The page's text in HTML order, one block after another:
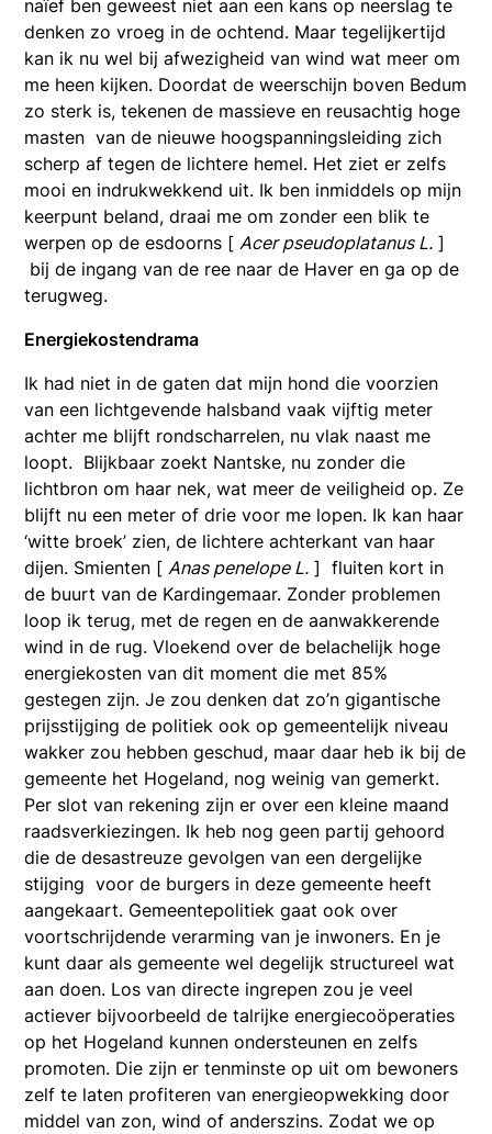
naïef ben geweest niet aan een kans op neerslag te
denken zo vroeg in de ochtend. Maar tegelijkertijd
kan ik nu wel bij afwezigheid van wind wat meer om
me heen kijken. Doordat de weerschijn boven Bedum
zo sterk is, tekenen de massieve en reusachtig hoge
masten van de nieuwe hoogspanningsleiding zich
scherp af tegen de lichtere hemel. Het ziet er zelfs
mooi en indrukwekkend uit. Ik ben inmiddels op mijn
keerpunt beland, draai me om zonder een blik te
werpen op de esdoorns [Acer pseudoplatanus L. ]
bij de ingang van de ree naar de Haver en ga op de
terugweg.
Energiekostendrama
Ik had niet in de gaten dat mijn hond die voorzien
van een lichtgevende halsband vaak vijftig meter
achter me blijft rondscharrelen, nu vlak naast me
loopt. Blijkbaar zoekt Nantske, nu zonder die
lichtbron om haar nek, wat meer de veiligheid op. Ze
blijft nu een meter of drie voor me lopen. Ik kan haar
‘witte broek’ zien, de lichtere achterkant van haar
dijen. Smienten [Anas penelope L. ] fluiten kort in
de buurt van de Kardingemaar. Zonder problemen
loop ik terug, met de regen en de aanwakkerende
wind in de rug. Vloekend over de belachelijk hoge
energiekosten van dit moment die met 85%
gestegen zijn. Je zou denken dat zo’n gigantische
prijsstijging de politiek ook op gemeentelijk niveau
wakker zou hebben geschud, maar daar heb ik bij de
gemeente het Hogeland, nog weinig van gemerkt.
Per slot van rekening zijn er over een kleine maand
raadsverkiezingen. Ik heb nog geen partij gehoord
die de desastreuze gevolgen van een dergelijke
stijging voor de burgers in deze gemeente heeft
aangekaart. Gemeentepolitiek gaat ook over
voortschrijdende verarming van je inwoners. En je
kunt daar als gemeente wel degelijk structureel wat
aan doen. Los van directe ingrepen zou je veel
actiever bijvoorbeeld de talrijke energiecoöperaties
op het Hogeland kunnen ondersteunen en zelfs
promoten. Die zijn er tenminste op uit om bewoners
zelf te laten profiteren van energieopwekking door
middel van zon, wind of anderszins. Zodat we op